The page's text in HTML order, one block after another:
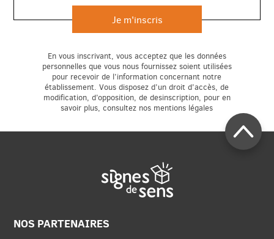
En vous inscrivant, vous acceptez que les données
personnelles que vous nous fournissez soient utilisées
pour recevoir de l’information concernant notre
établissement. Vous disposez d’un droit d’accès, de
modification, d’opposition, de desinscription, pour en
savoir plus, consultez nos mentions légales
NOS PARTENAIRES